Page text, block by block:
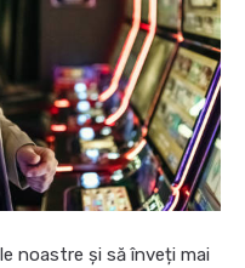
noastre și să înveți mai